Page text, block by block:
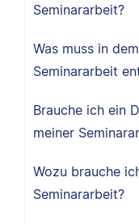
Seminararbeit?
Was muss in
Seminararbeit
Brauche ich ein
meiner
Wozu brauche
Seminararbeit?